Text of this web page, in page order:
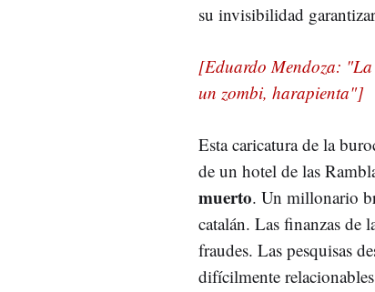
su invisibilidad
[Eduardo Mendoza: "La
un zombi, harapienta"]
Esta caricatura de la
de un hotel de las
muerto. Un millonario
catalán. Las finanzas de
fraudes. Las pesquisas
difícilmente